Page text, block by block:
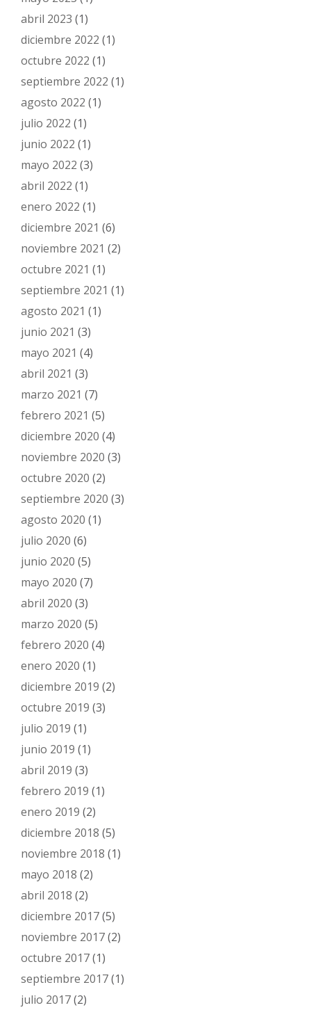
abril 2023 (1)
diciembre 2022 (1)
octubre 2022 (1)
septiembre 2022 (1)
agosto 2022 (1)
julio 2022 (1)
junio 2022 (1)
mayo 2022 (3)
abril 2022 (1)
enero 2022 (1)
diciembre 2021 (6)
noviembre 2021 (2)
octubre 2021 (1)
septiembre 2021 (1)
agosto 2021 (1)
junio 2021 (3)
mayo 2021 (4)
abril 2021 (3)
marzo 2021 (7)
febrero 2021 (5)
diciembre 2020 (4)
noviembre 2020 (3)
octubre 2020 (2)
septiembre 2020 (3)
agosto 2020 (1)
julio 2020 (6)
junio 2020 (5)
mayo 2020 (7)
abril 2020 (3)
marzo 2020 (5)
febrero 2020 (4)
enero 2020 (1)
diciembre 2019 (2)
octubre 2019 (3)
julio 2019 (1)
junio 2019 (1)
abril 2019 (3)
febrero 2019 (1)
enero 2019 (2)
diciembre 2018 (5)
noviembre 2018 (1)
mayo 2018 (2)
abril 2018 (2)
diciembre 2017(5)
noviembre 2017(2)
octubre 2017(1)
septiembre 2017(1)
julio 2017(2)